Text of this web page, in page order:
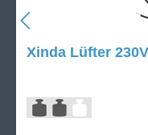
Xinda Lüfter